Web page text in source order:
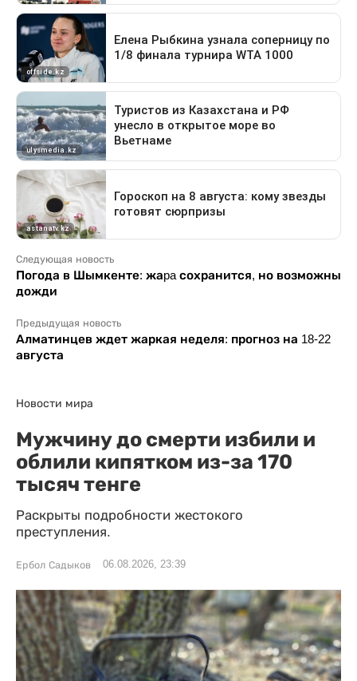
Следующая новость
Погода в Шымкенте: жаpa сохранится, но возможны
дожди
Предыдущая новость
Алматинцев ждет жаркая неделя: прогноз на 18-22
августа
Новости мира
Мужчину до смерти избили и
облили кипятком из-за 170
тысяч тенге
Раскрыты подробности жестокого
преступления.
Ербол Садыков 06.08.2026, 23:39